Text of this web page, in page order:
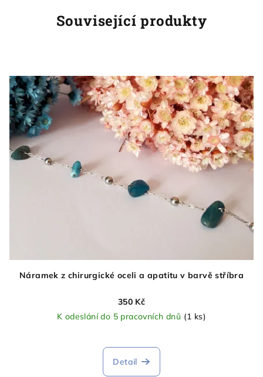
Související produkty
Náramek z chirurgické oceli a apatitu v barvě stříbra
350 Kč
K odeslání do 5 pracovních dnů (1 ks)
Detail